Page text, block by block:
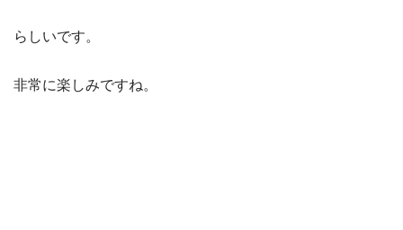
らしいです。
非常に楽しみですね。